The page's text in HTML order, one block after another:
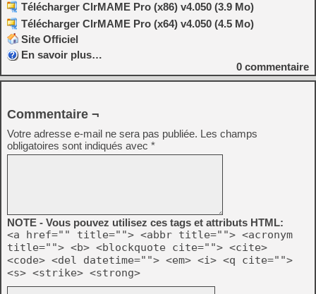
Télécharger ClrMAME Pro (x86) v4.050 (3.9 Mo)
Télécharger ClrMAME Pro (x64) v4.050 (4.5 Mo)
Site Officiel
En savoir plus…
0 commentaire
Commentaire ¬
Votre adresse e-mail ne sera pas publiée. Les champs
obligatoires sont indiqués avec *
NOTE - Vous pouvez utilisez ces tags et attributs HTML:
<a href="" title=""> <abbr title=""> <acronym
title=""> <b> <blockquote cite=""> <cite>
<code> <del datetime=""> <em> <i> <q cite="">
<s> <strike> <strong>